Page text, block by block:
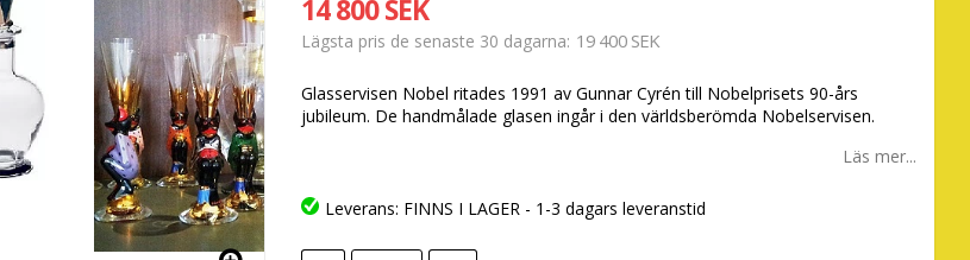
14 800 SEK
Lägsta pris de senaste 30 dagarna 19 400 SEK
Glasservisen Nobel ritades 1991 av Gunnar Cyrén till Nobelprisets 90-års
jubileum. De handmålade glasen ingår i den världsberömda Nobelservisen.
Läs mer...
Leverans: FINNS I LAGER - 1-3 dagars leveranstid